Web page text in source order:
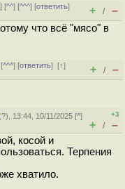
] [^^] [^^^] [ответить]
+ / –
что всё "мясо" в
^^^] [ответить][↑]
+ / –
?), 13:44, 10/11/2025 [^]
+3
+ / –
косой и
Терпения
хватило.